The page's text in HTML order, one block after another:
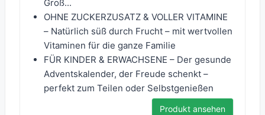
Groß...
OHNE ZUCKERZUSATZ & VOLLER VITAMINE
– Natürlich süß durch Frucht – mit wertvollen
Vitaminen für die ganze Familie
FÜR KINDER & ERWACHSENE – Der gesunde
Adventskalender, der Freude schenkt –
perfekt zum Teilen oder Selbstgenießen
Produkt ansehen